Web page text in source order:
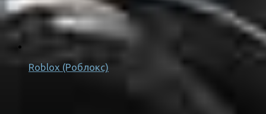
Roblox (Роблокс)